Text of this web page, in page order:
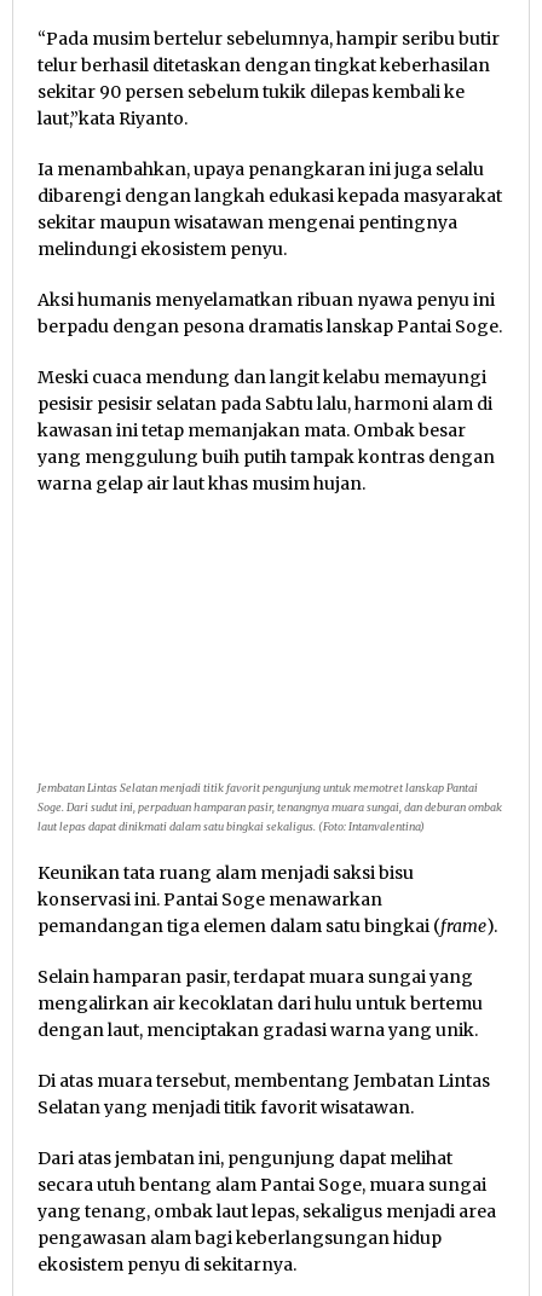
“Pada musim bertelur sebelumnya, hampir seribu butir
telur berhasil ditetaskan dengan tingkat keberhasilan
sekitar 90 persen sebelum tukik dilepas kembali ke
laut,”kata Riyanto.
Ia menambahkan, upaya penangkaran ini juga selalu
dibarengi dengan langkah edukasi kepada masyarakat
sekitar maupun wisatawan mengenai pentingnya
melindungi ekosistem penyu.
Aksi humanis menyelamatkan ribuan nyawa penyu ini
berpadu dengan pesona dramatis lanskap Pantai Soge.
Meski cuaca mendung dan langit kelabu memayungi
pesisir pesisir selatan pada Sabtu lalu, harmoni alam di
kawasan ini tetap memanjakan mata. Ombak besar
yang menggulung buih putih tampak kontras dengan
warna gelap air laut khas musim hujan.
Jembatan Lintas Selatan menjadi titik favorit pengunjung untuk memotret lanskap Pantai
Soge. Dari sudut ini, perpaduan hamparan pasir, tenangnya muara sungai, dan deburan ombak
laut lepas dapat dinikmati dalam satu bingkai sekaligus. (Foto: Intanvalentina)
Keunikan tata ruang alam menjadi saksi bisu
konservasi ini. Pantai Soge menawarkan
pemandangan tiga elemen dalam satu bingkai (frame).
Selain hamparan pasir, terdapat muara sungai yang
mengalirkan air kecoklatan dari hulu untuk bertemu
dengan laut, menciptakan gradasi warna yang unik.
Di atas muara tersebut, membentang Jembatan Lintas
Selatan yang menjadi titik favorit wisatawan.
Dari atas jembatan ini, pengunjung dapat melihat
secara utuh bentang alam Pantai Soge, muara sungai
yang tenang, ombak laut lepas, sekaligus menjadi area
pengawasan alam bagi keberlangsungan hidup
ekosistem penyu di sekitarnya.